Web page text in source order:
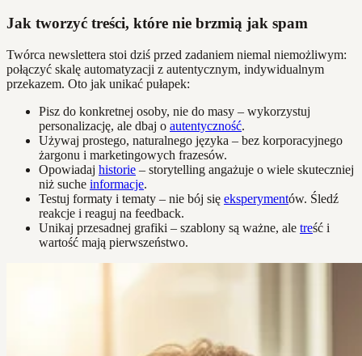
Jak tworzyć treści, które nie brzmią jak spam
Twórca newslettera stoi dziś przed zadaniem niemal niemożliwym:
połączyć skalę automatyzacji z autentycznym, indywidualnym
przekazem. Oto jak unikać pułapek:
Pisz do konkretnej osoby, nie do masy – wykorzystuj
personalizację, ale dbaj o autentyczność.
Używaj prostego, naturalnego języka – bez korporacyjnego
żargonu i marketingowych frazesów.
Opowiadaj historie – storytelling angażuje o wiele skuteczniej
niż suche informacje.
Testuj formaty i tematy – nie bój się eksperymentów. Śledź
reakcje i reaguj na feedback.
Unikaj przesadnej grafiki – szablony są ważne, ale treść i
wartość mają pierwszeństwo.